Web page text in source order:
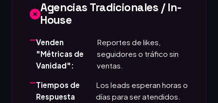
Agencias Tradicionales / In-
House
Venden
"Métricas de
Vanidad":
Reportes de likes,
seguidores o tráfico sin
ventas.
Tiempos de
Respuesta
Los leads esperan horas o
días para ser atendidos.